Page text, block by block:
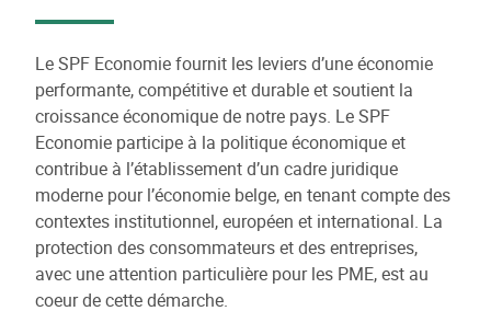
Le SPF Economie fournit les leviers d’une économie
performante, compétitive et durable et soutient la
croissance économique de notre pays. Le SPF
Economie participe à la politique économique et
contribue à l’établissement d’un cadre juridique
moderne pour l’économie belge, en tenant compte des
contextes institutionnel, européen et international. La
protection des consommateurs et des entreprises,
avec une attention particulière pour les PME, est au
coeur de cette démarche.